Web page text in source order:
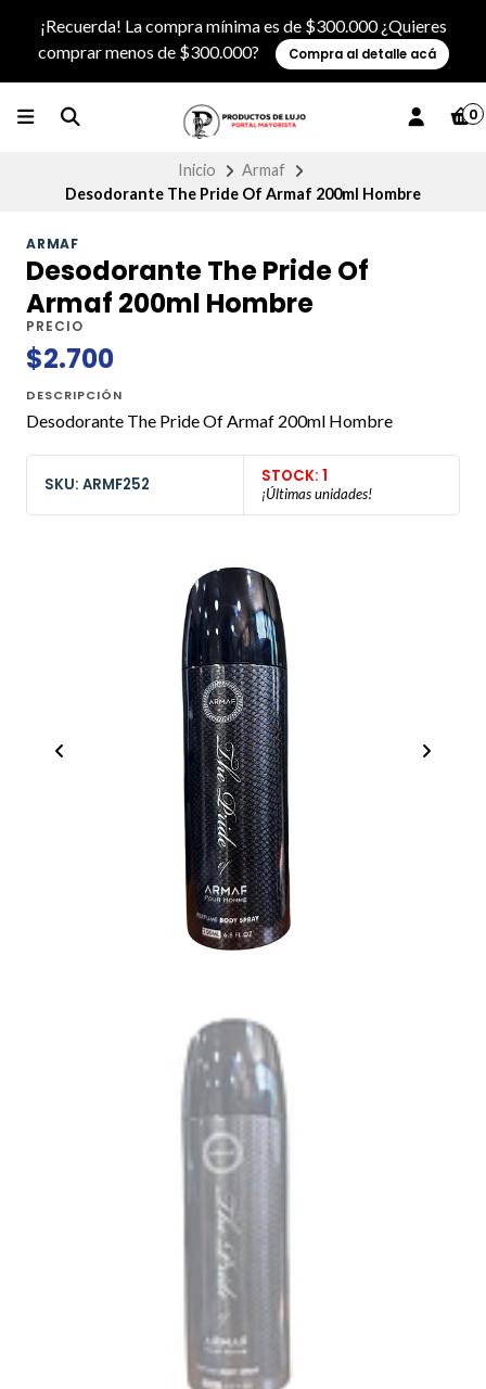
¡Recuerda! La compra mínima es de $300.000 ¿Quieres
comprar menos de $300.000?
Compra al detalle acá
0
Inicio
Armaf
Desodorante The Pride Of Armaf 200ml Hombre
ARMAF
Desodorante The Pride Of
Armaf 200ml Hombre
PRECIO
$2.700
DESCRIPCIÓN
Desodorante The Pride Of Armaf 200ml Hombre
SKU: ARMF252 STOCK: 1
¡Últimas unidades!